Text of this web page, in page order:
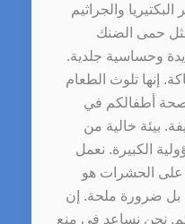
والجراثيم
حمى الضنك
وحساسية جلدية.
إنها تلوث الطعام
أطفالكم في
بيئة خالية من
الكبيرة. نعمل
على الحشرات هو
بل ضرورة ملحة. إن
نحن نساعد في منع